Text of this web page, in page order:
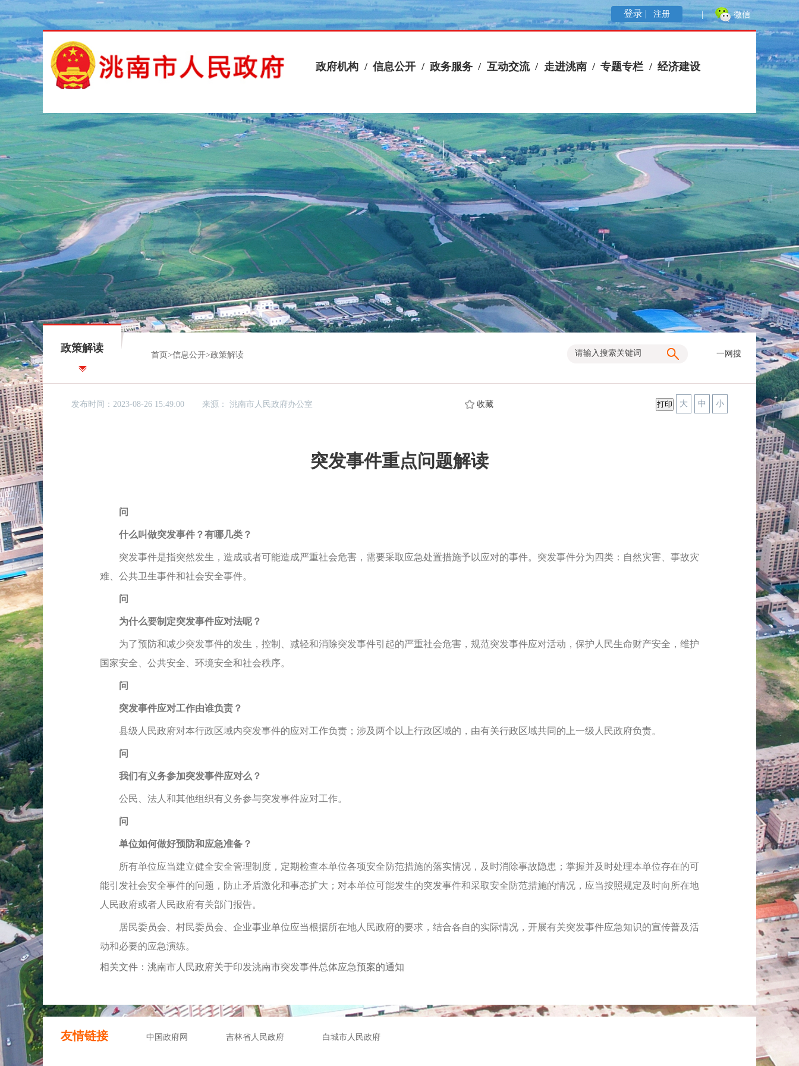
微信
|
登录 | 注册
政府机构 / 信息公开 / 政务服务 / 互动交流 / 走进洮南 / 专题专栏 / 经济建设
政策解读
首页 >信息公开>政策解读 一网搜
发布时间：2023-08-26 15:49:00 来源：洮南市人民政府办公室 小
中
大
收藏
突发事件重点问题解读
问
什么叫做突发事件？有哪几类？
突发事件是指突然发生，造成或者可能造成严重社会危害，需要采取应急处置措施予以应对的事件。突发事件分为四类：自然灾害、事故灾
难、公共卫生事件和社会安全事件。
问
为什么要制定突发事件应对法呢？
为了预防和减少突发事件的发生，控制、减轻和消除突发事件引起的严重社会危害，规范突发事件应对活动，保护人民生命财产安全，维护
国家安全、公共安全、环境安全和社会秩序。
问
突发事件应对工作由谁负责？
县级人民政府对本行政区域内突发事件的应对工作负责；涉及两个以上行政区域的，由有关行政区域共同的上一级人民政府负责。
问
我们有义务参加突发事件应对么？
公民、法人和其他组织有义务参与突发事件应对工作。
问
单位如何做好预防和应急准备？
所有单位应当建立健全安全管理制度，定期检查本单位各项安全防范措施的落实情况，及时消除事故隐患；掌握并及时处理本单位存在的可
能引发社会安全事件的问题，防止矛盾激化和事态扩大；对本单位可能发生的突发事件和采取安全防范措施的情况，应当按照规定及时向所在地
人民政府或者人民政府有关部门报告。
居民委员会、村民委员会、企业事业单位应当根据所在地人民政府的要求，结合各自的实际情况，开展有关突发事件应急知识的宣传普及活
动和必要的应急演练。
相关文件：洮南市人民政府关于印发洮南市突发事件总体应急预案的通知
友情链接 中国政府网 吉林省人民政府 白城市人民政府